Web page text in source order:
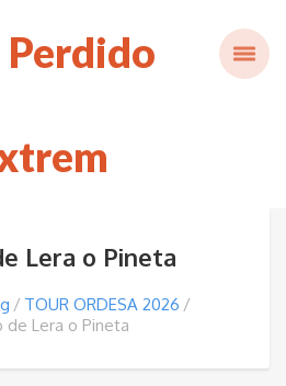
Lera o Pineta
TOUR ORDESA 2026
de Lera o Pineta